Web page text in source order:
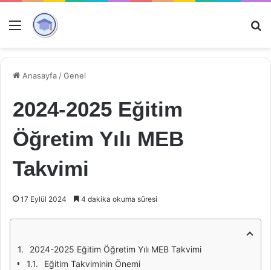
Menü
Anasayfa /Genel
2024-2025 Eğitim
Öğretim Yılı MEB
Takvimi
17 Eylül 2024 4 dakika okuma süresi
2024-2025 Eğitim Öğretim Yılı MEB Takvimi
Eğitim Takviminin Önemi